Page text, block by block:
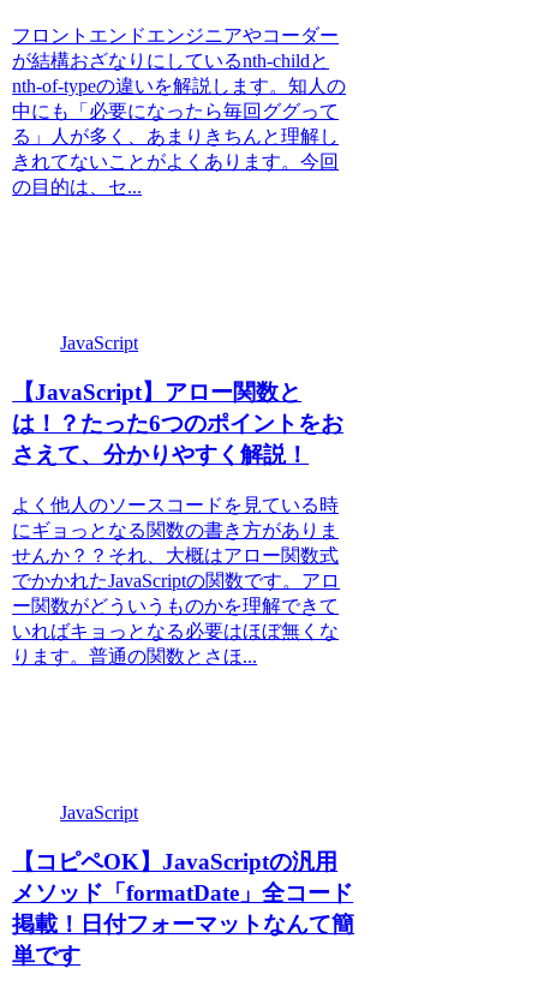
フロントエンドエンジニアやコーダー
が結構おざなりにしているnth-childと
nth-of-typeの違いを解説します。知人の
中にも「必要になったら毎回ググって
る」人が多く、あまりきちんと理解し
きれてないことがよくあります。今回
の目的は、セ...
JavaScript
【JavaScript】アロー関数と
は！？たった6つのポイントをお
さえて、分かりやすく解説！
よく他人のソースコードを見ている時
にギョっとなる関数の書き方がありま
せんか？？それ、大概はアロー関数式
でかかれたJavaScriptの関数です。アロ
ー関数がどういうものかを理解できて
いればキョっとなる必要はほぼ無くな
ります。普通の関数とさほ...
JavaScript
【コピペOK】JavaScriptの汎用
メソッド「formatDate」全コード
掲載！日付フォーマットなんて簡
単です